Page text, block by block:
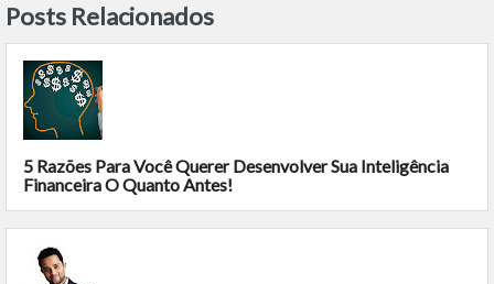
Posts Relacionados
5 Razões Para Você Querer Desenvolver Sua Inteligência
Financeira O Quanto Antes!